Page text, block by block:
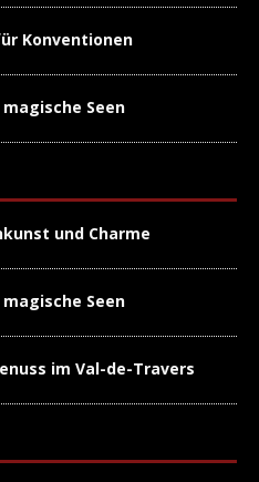
Konventionen
Seen
und Charme
Seen
im Val-de-Travers